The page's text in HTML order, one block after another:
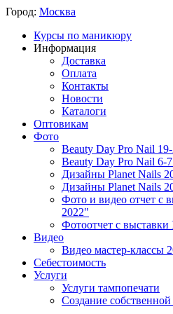
Город: Москва
Курсы по маникюру
Информация
Доставка
Оплата
Контакты
Новости
Каталоги
Оптовикам
Фото
Beauty Day Pro Nail 19-
Beauty Day Pro Nail 6-
Дизайны Planet Nails
Дизайны Planet Nails
Фото и видео отчет с
2022"
Фотоотчет с
Видео
Видео мастер-классы
Себестоимость
Услуги
Услуги тампопечати
Создание